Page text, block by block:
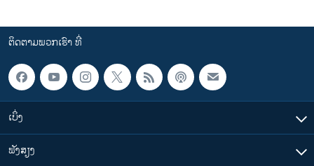
ຕິດຕາມພວກເຮົາ ທີ່
ເບິ່ງ
ຟັງສຽງ